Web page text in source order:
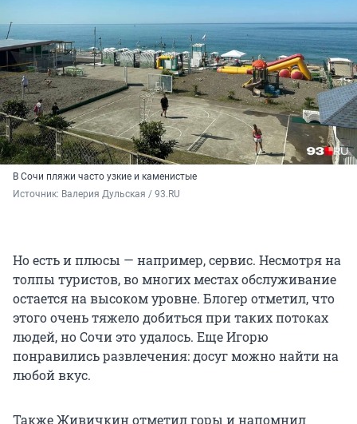
В Сочи пляжи часто узкие и каменистые
Источник: Валерия Дульская / 93.RU
Но есть и плюсы — например, сервис. Несмотря на
толпы туристов, во многих местах обслуживание
остается на высоком уровне. Блогер отметил, что
этого очень тяжело добиться при таких потоках
людей, но Сочи это удалось. Еще Игорю
понравились развлечения: досуг можно найти на
любой вкус.
Также Живичкин отметил горы и напомнил